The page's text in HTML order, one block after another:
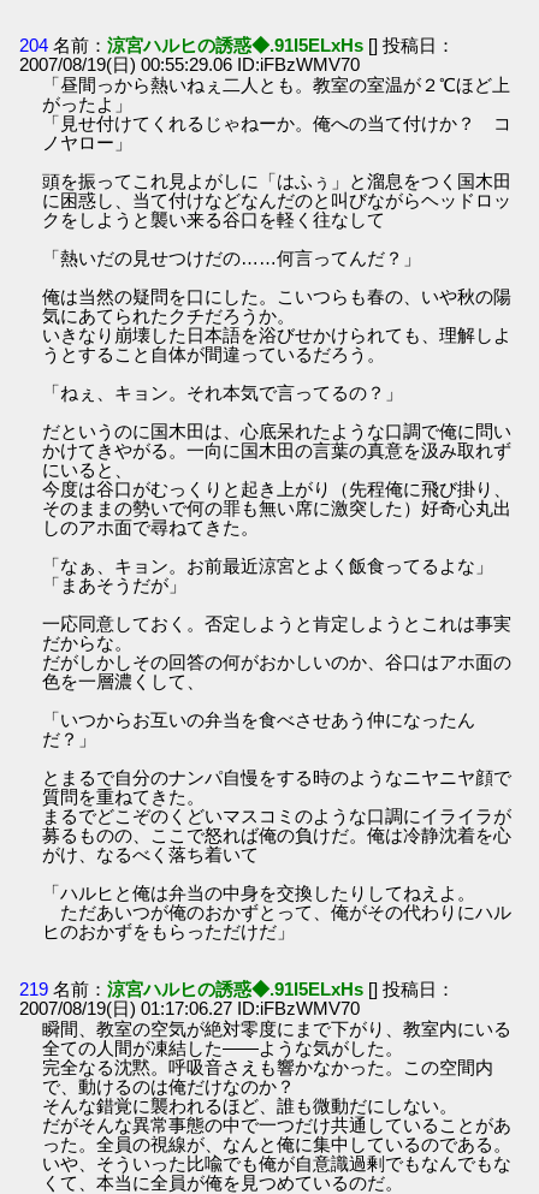
204 名前：涼宮ハルヒの誘惑◆.91I5ELxHs [] 投稿日：
2007/08/19(日) 00:55:29.06 ID:iFBzWMV70
「昼間っから熱いねぇ二人とも。教室の室温が２℃ほど上
がったよ」
「見せ付けてくれるじゃねーか。俺への当て付けか？ コ
ノヤロー」
頭を振ってこれ見よがしに「はふぅ」と溜息をつく国木田
に困惑し、当て付けなどなんだのと叫びながらヘッドロッ
クをしようと襲い来る谷口を軽く往なして
「熱いだの見せつけだの……何言ってんだ？」
俺は当然の疑問を口にした。こいつらも春の、いや秋の陽
気にあてられたクチだろうか。
いきなり崩壊した日本語を浴びせかけられても、理解しよ
うとすること自体が間違っているだろう。
「ねぇ、キョン。それ本気で言ってるの？」
だというのに国木田は、心底呆れたような口調で俺に問い
かけてきやがる。一向に国木田の言葉の真意を汲み取れず
にいると、
今度は谷口がむっくりと起き上がり（先程俺に飛び掛り、
そのままの勢いで何の罪も無い席に激突した）好奇心丸出
しのアホ面で尋ねてきた。
「なぁ、キョン。お前最近涼宮とよく飯食ってるよな」
「まあそうだが」
一応同意しておく。否定しようと肯定しようとこれは事実
だからな。
だがしかしその回答の何がおかしいのか、谷口はアホ面の
色を一層濃くして、
「いつからお互いの弁当を食べさせあう仲になったん
だ？」
とまるで自分のナンパ自慢をする時のようなニヤニヤ顔で
質問を重ねてきた。
まるでどこぞのくどいマスコミのような口調にイライラが
募るものの、ここで怒れば俺の負けだ。俺は冷静沈着を心
がけ、なるべく落ち着いて
「ハルヒと俺は弁当の中身を交換したりしてねえよ。
ただあいつが俺のおかずとって、俺がその代わりにハル
ヒのおかずをもらっただけだ」
219 名前：涼宮ハルヒの誘惑◆.91I5ELxHs [] 投稿日：
2007/08/19(日) 01:17:06.27 ID:iFBzWMV70
瞬間、教室の空気が絶対零度にまで下がり、教室内にいる
全ての人間が凍結した――ような気がした。
完全なる沈黙。呼吸音さえも響かなかった。この空間内
で、動けるのは俺だけなのか？
そんな錯覚に襲われるほど、誰も微動だにしない。
だがそんな異常事態の中で一つだけ共通していることがあ
った。全員の視線が、なんと俺に集中しているのである。
いや、そういった比喩でも俺が自意識過剰でもなんでもな
くて、本当に全員が俺を見つめているのだ。